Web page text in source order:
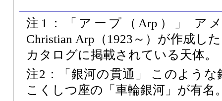
注1：「アープ（Arp）」 ア
Christian Arp（1923～）が作成し
カタログに掲載されている天体。
注2：「銀河の貫通」 このよう
こくしつ座の「車輪銀河」が有名